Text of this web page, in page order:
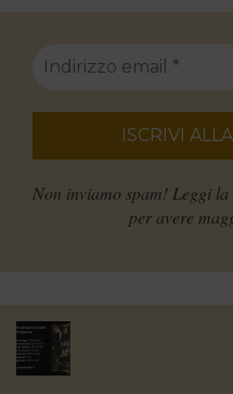
Non inviamo spam! Leggi la
per avere